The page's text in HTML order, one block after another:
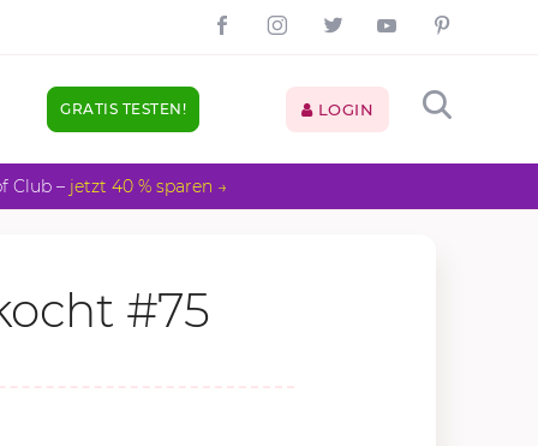
GRATIS TESTEN! LOGIN
Club – jetzt 40 % sparen →
#75